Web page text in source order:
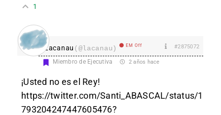
1
Lacanau (@lacanau) EM Off #2875072
Miembro de Ejecutiva 2 años hace
¡Usted no es el Rey!
https://twitter.com/Santi_ABASCAL/status/1
793204247447605476?